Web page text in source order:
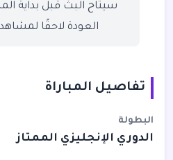
سيتاح البث قبل بداية
العودة لاحقًا
تفاصيل المباراة
البطولة
الدوري الإنجليزي الممتاز